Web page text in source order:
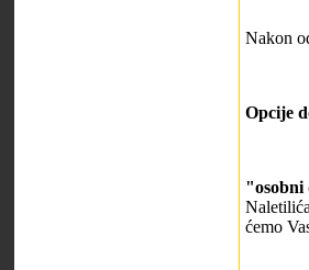
Nakon
Opcije
"osobni
ćemo